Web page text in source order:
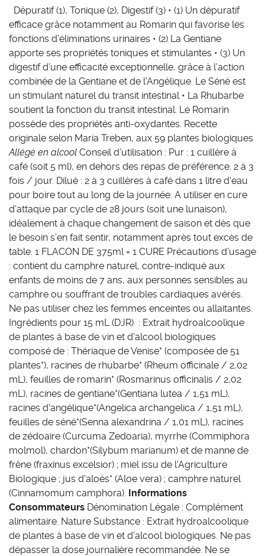
Dépuratif (1), Tonique (2), Digestif (3) • (1) Un dépuratif
efficace grâce notamment au Romarin qui favorise les
fonctions d’éliminations urinaires • (2) La Gentiane
apporte ses propriétés toniques et stimulantes • (3) Un
digestif d’une efficacité exceptionnelle, grâce à l’action
combinée de la Gentiane et de l’Angélique. Le Séné est
un stimulant naturel du transit intestinal • La Rhubarbe
soutient la fonction du transit intestinal. Le Romarin
possède des propriétés anti-oxydantes. Recette
originale selon Maria Treben, aux 59 plantes biologiques
Allégé en alcool Conseil d’utilisation : Pur : 1 cuillère à
café (soit 5 ml), en dehors des repas de préférence. 2 à 3
fois / jour. Dilué : 2 à 3 cuillères à café dans 1 litre d’eau
pour boire tout au long de la journée. A utiliser en cure
d’attaque par cycle de 28 jours (soit une lunaison),
idéalement à chaque changement de saison et dès que
le besoin s’en fait sentir, notamment après tout excès de
table. 1 FLACON DE 375ml = 1 CURE Précautions d'usage
: contient du camphre naturel, contre-indiqué aux
enfants de moins de 7 ans, aux personnes sensibles au
camphre ou souffrant de troubles cardiaques avérés.
Ne pas utiliser chez les femmes enceintes ou allaitantes.
Ingrédients pour 15 mL (DJR) : Extrait hydroalcoolique
de plantes à base de vin et d'alcool biologiques
composé de : Thériaque de Venise* (composée de 51
plantes*), racines de rhubarbe* (Rheum officinale / 2,02
mL), feuilles de romarin* (Rosmarinus officinalis / 2,02
mL), racines de gentiane*(Gentiana lutea / 1,51 mL),
racines d'angélique*(Angelica archangelica / 1,51 mL),
feuilles de séné*(Senna alexandrina / 1,01 mL), racines
de zédoaire (Curcuma Zedoaria), myrrhe (Commiphora
molmol), chardon*(Silybum marianum) et de manne de
frêne (fraxinus excelsior) ; miel issu de l'Agriculture
Biologique ; jus d'aloès* (Aloe vera) ; camphre naturel
(Cinnamomum camphora). Informations
Consommateurs Dénomination Légale : Complément
alimentaire. Nature Substance : Extrait hydroalcoolique
de plantes à base de vin et d'alcool biologiques. Ne pas
dépasser la dose journalière recommandée. Ne se